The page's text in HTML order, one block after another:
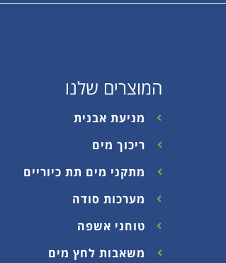
המוצרים שלנו
מניעת אבנית
ריכוך מים
מתקני מים תת כיוריים
מערכות סודה
טוחני אשפה
משאבות לחץ מים